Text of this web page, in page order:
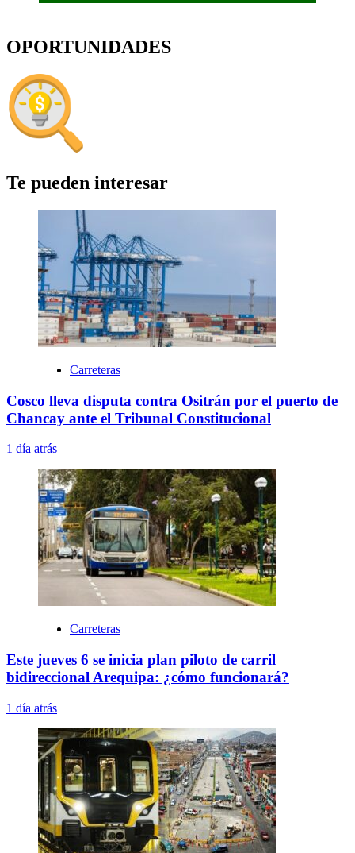
OPORTUNIDADES
Te pueden interesar
Carreteras
Cosco lleva disputa contra Ositrán por el puerto de
Chancay ante el Tribunal Constitucional
1 día atrás
Carreteras
Este jueves 6 se inicia plan piloto de carril
bidireccional Arequipa: ¿cómo funcionará?
1 día atrás